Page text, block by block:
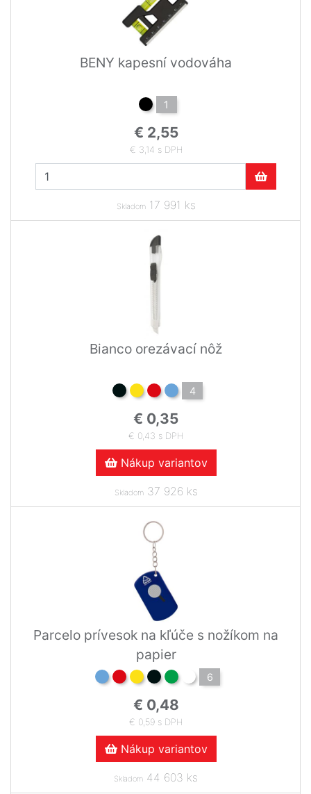
BENY kapesní vodováha
1
€ 2,55
€ 3,14 s DPH
Skladom17 991 ks
Bianco orezávací nôž
4
€ 0,35
€ 0,43 s DPH
Nákup variantov
Skladom37 926 ks
Parcelo prívesok na kľúče s nožíkom na
papier
6
€ 0,48
€ 0,59 s DPH
Nákup variantov
Skladom 44 603 ks